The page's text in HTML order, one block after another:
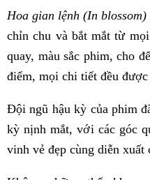
Hoa gian lệnh (In blossom)
chỉn chu và bắt mắt từ
quay, màu sắc phim, cho
điểm, mọi chi tiết đều
Đội ngũ hậu kỳ của phim
kỳ nịnh mắt, với các góc
vinh vẻ đẹp cùng diễn xuất